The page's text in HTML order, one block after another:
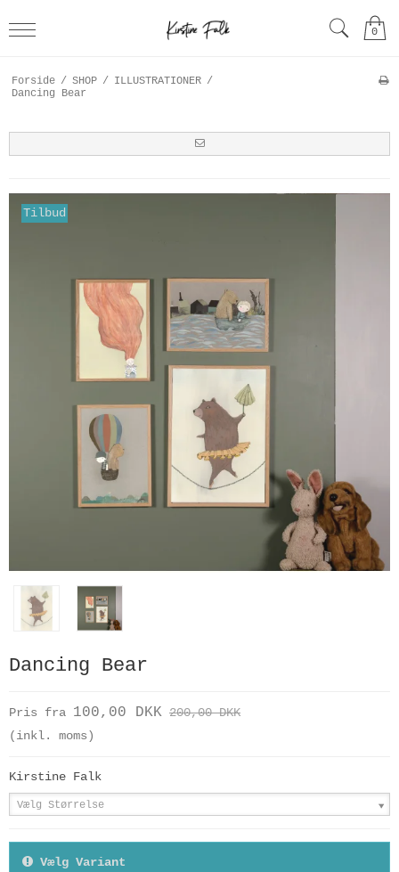
0
Forside / SHOP / ILLUSTRATIONER /
Dancing Bear
Tilbud
Dancing Bear
Pris fra 100,00 DKK 200,00 DKK
(inkl. moms)
Kirstine Falk
Vælg Størrelse
Vælg Variant